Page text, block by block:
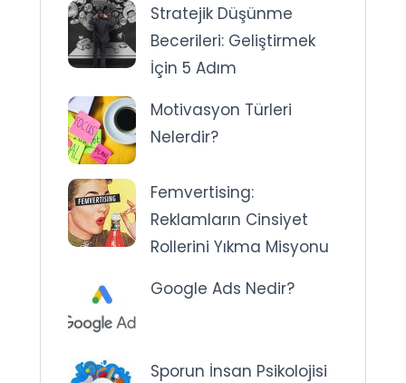
Stratejik Düşünme
Becerileri: Geliştirmek
İçin 5 Adım
Motivasyon Türleri
Nelerdir?
Femvertising:
Reklamların Cinsiyet
Rollerini Yıkma Misyonu
Google Ads Nedir?
Sporun İnsan Psikolojisi